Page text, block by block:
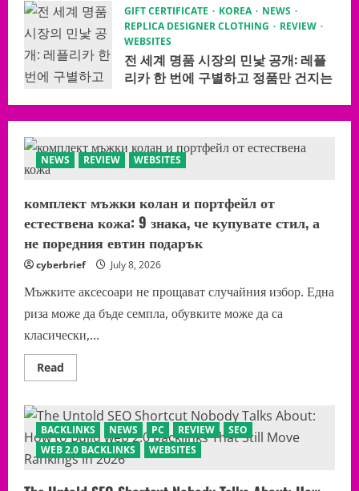
GIFT CERTIFICATE KOREA
NEWS
REPLICA DESIGNER CLOTHING
REVIEW
WEBSITES
전 세계 명품 시장의 민낯 공개: 레플
리카 한 번에 구별하고 정품만 건지는
NEWS REVIEW WEBSITES
комплект мъжки колан и портфейл от
естествена кожа: 9 знака, че купувате стил, а
не поредния евтин подарък
cyberbrief July 8, 2026
Мъжките аксесоари не прощават случайния избор. Една
риза може да бъде семпла, обувките може да са
класически,...
Read
more
мъжки
колан
и
портфейл
от
естествена
BACKLINKS NEWS PC REVIEW
SEO
WEB 2.0 BACKLINKS
WEBSITES